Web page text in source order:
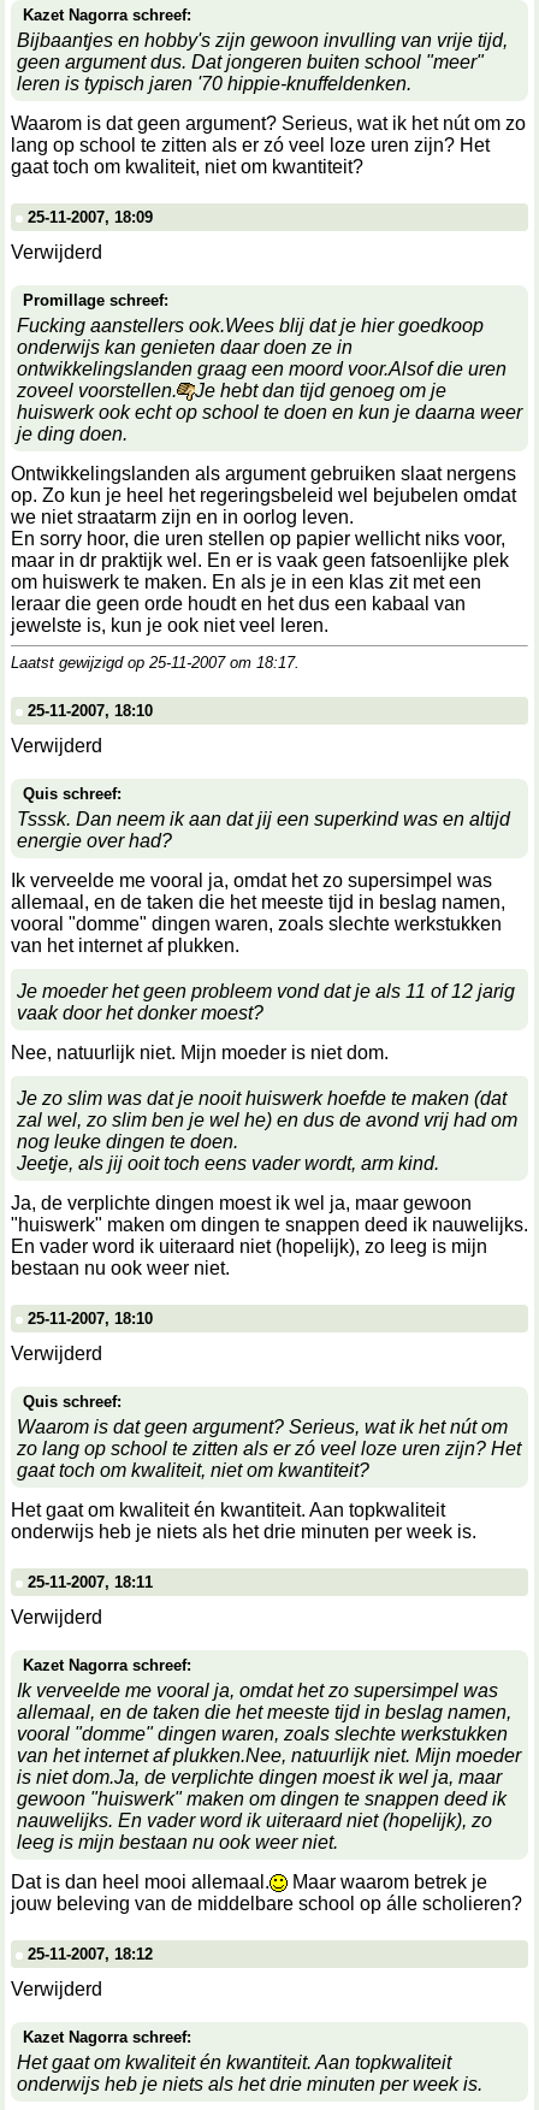
Kazet Nagorra schreef:
Bijbaantjes en hobby's zijn gewoon invulling van vrije tijd,
geen argument dus. Dat jongeren buiten school "meer"
leren is typisch jaren '70 hippie-knuffeldenken.
Waarom is dat geen argument? Serieus, watik het nút om zo
lang op school te zitten als er zó veel loze uren zijn? Het
gaat toch om kwaliteit, niet om kwantiteit?
25-11-2007, 18:09
Verwijderd
Promillage schreef:
Fucking aanstellers ook.Wees blij dat je hier goedkoop
onderwijs kan genieten daar doen ze in
ontwikkelingslanden graag een moord voor.Alsof die uren
zoveel voorstellen.
Je hebt dan tijd genoeg om je
huiswerk ook echt op school te doen en kun je daarna weer
je ding doen.
Ontwikkelingslanden als argument gebruiken slaat nergens
op. Zo kun je heel het regeringsbeleid wel bejubelen omdat
we niet straatarm zijn en in oorlog leven.
En sorry hoor, die uren stellen op papier wellicht niks voor,
maar in dr praktijk wel. En er is vaak geen fatsoenlijke plek
om huiswerk te maken. En als je in een klas zit met een
leraar die geen orde houdt en het dus een kabaal van
jewelste is, kun je ook niet veel leren.
Laatst gewijzigd op 25-11-2007 om 18:17.
25-11-2007, 18:10
Verwijderd
Quis schreef:
Tsssk. Dan neem ik aan dat jij een superkind was en altijd
energie over had?
Ik verveelde me vooral ja, omdat het zo supersimpel was
allemaal, en de taken die het meeste tijd in beslag namen,
vooral "domme" dingen waren, zoals slechte werkstukken
van het internet af plukken.
Je moeder het geen probleem vond dat je als 11 of 12 jarig
vaak door het donker moest?
Nee, natuurlijk niet. Mijn moeder is niet dom.
Je zo slim was dat je nooit huiswerk hoefde te maken (dat
zal wel, zo slim ben je wel he) en dus de avond vrij had om
nog leuke dingen te doen.
Jeetje, als jij ooit toch eens vader wordt, arm kind.
Ja, de verplichte dingen moest ik wel ja, maar gewoon
"huiswerk" maken om dingen te snappen deed ik nauwelijks.
En vader word ik uiteraard niet (hopelijk), zo leeg is mijn
bestaan nu ook weer niet.
25-11-2007, 18:10
Verwijderd
Quis schreef:
Waarom is dat geen argument? Serieus, watik het nút om
zo lang op school te zitten als er zó veel loze uren zijn? Het
gaat toch om kwaliteit, niet om kwantiteit?
Het gaat om kwaliteit én kwantiteit. Aan topkwaliteit
onderwijs heb je niets als het drie minuten per week is.
25-11-2007, 18:11
Verwijderd
Kazet Nagorra schreef:
Ik verveelde me vooral ja, omdat het zo supersimpel was
allemaal, en de taken die het meeste tijd in beslag namen,
vooral "domme" dingen waren, zoals slechte werkstukken
van het internet af plukken.Nee, natuurlijk niet. Mijn moeder
is niet dom.Ja, de verplichte dingen moest ik wel ja, maar
gewoon "huiswerk" maken om dingen te snappen deed ik
nauwelijks. En vader word ik uiteraard niet (hopelijk), zo
leeg is mijn bestaan nu ook weer niet.
Dat is dan heel mooi allemaal.
Maar waarom betrek je
jouw beleving van de middelbare school op álle scholieren?
25-11-2007, 18:12
Verwijderd
Kazet Nagorra schreef:
Het gaat om kwaliteit én kwantiteit. Aan topkwaliteit
onderwijs heb je niets als het drie minuten per week is.